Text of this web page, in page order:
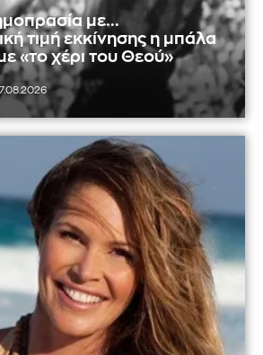
με...
τιμή εκκίνησης η μπάλα
«το χέρι του Θεού»